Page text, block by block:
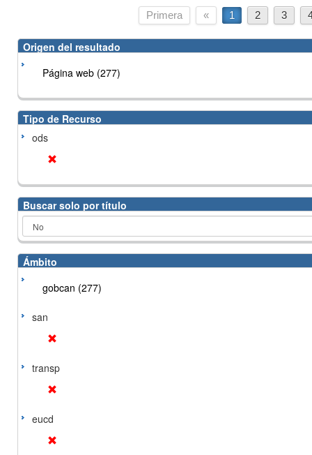
Primera « 1 2 3
Origen del resultado
Página web (277)
Tipo de Recurso
ods
Buscar solo por título
Ámbito
gobcan (277)
san
transp
eucd